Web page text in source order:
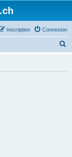
Connexion
Inscription